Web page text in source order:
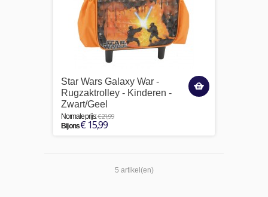
Star Wars Galaxy War -
Rugzaktrolley - Kinderen -
Zwart/Geel
Normale prijs:€ 21,99
Bij ons€ 15,99
5 artikel(en)